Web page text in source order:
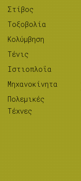
Στίβος
Tοξοβολία
Κολύμβηση
Τένις
Ιστιοπλοΐα
Μηχανοκίνητα
Πολεμικές
Τέχνες